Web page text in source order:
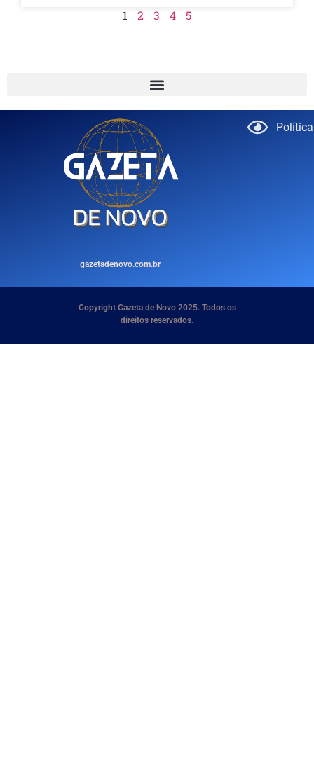
1 2 3 4 5
gazetadenovo.com.br
Copyright Gazeta de Novo 2025. Todos os
direitos reservados.